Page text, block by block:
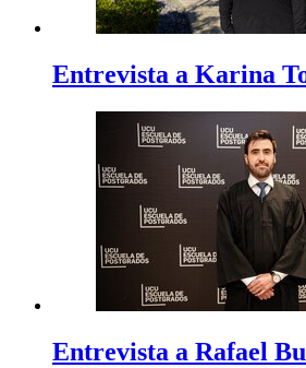
Entrevista a Karina
Entrevista a Rafael